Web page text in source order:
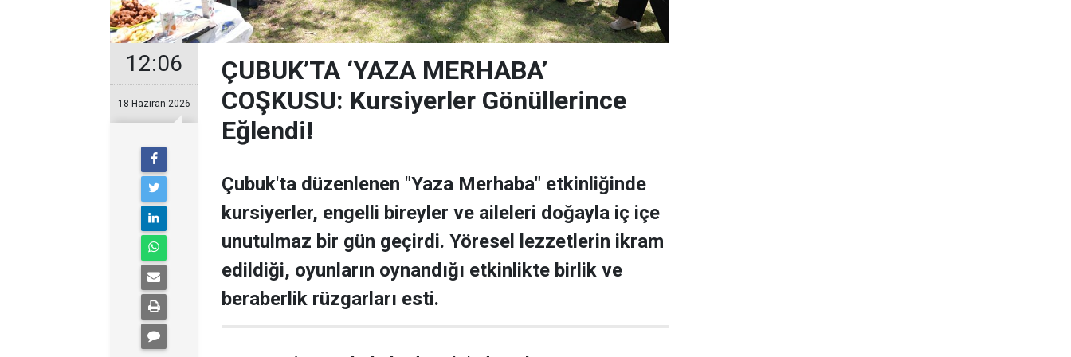
12:06
18 Haziran 2026
ÇUBUK’TA ‘YAZA MERHABA’
COŞKUSU: Kursiyerler Gönüllerince
Eğlendi!
Çubuk'ta düzenlenen "Yaza Merhaba" etkinliğinde
kursiyerler, engelli bireyler ve aileleri doğayla iç içe
unutulmaz bir gün geçirdi. Yöresel lezzetlerin ikram
edildiği, oyunların oynandığı etkinlikte birlik ve
beraberlik rüzgarları esti.